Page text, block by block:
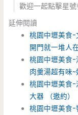
歡迎一起點擊星號
延伸閱讀
桃園中壢美食-
開門就一堆人
桃園中壢美食-
肉羹湯超有味~
桃園中壢美食-
大器 （邀約）
桃園中壢美食-